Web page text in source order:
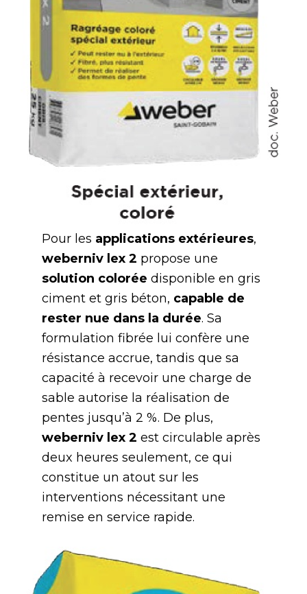
Pour les applications extérieures,
weberniv lex 2 propose une
solution colorée disponible en gris
ciment et gris béton, capable de
rester nue dans la durée. Sa
formulation fibrée lui confère une
résistance accrue, tandis que sa
capacité à recevoir une charge de
sable autorise la réalisation de
pentes jusqu’à 2 %. De plus,
weberniv lex 2 est circulable après
deux heures seulement, ce qui
constitue un atout sur les
interventions nécessitant une
remise en service rapide.